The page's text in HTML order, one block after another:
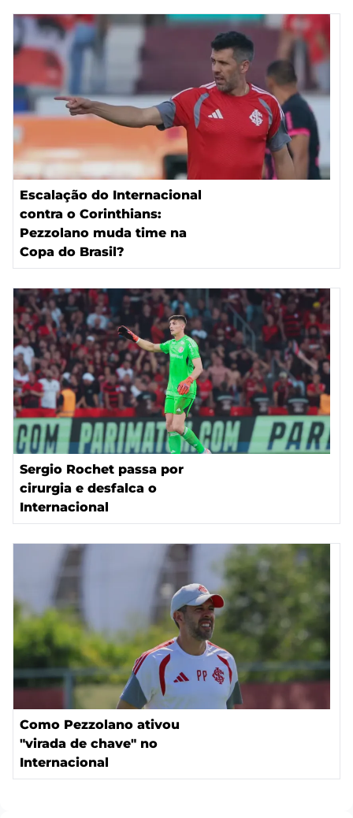
Escalação do Internacional
contra o Corinthians:
Pezzolano muda time na
Copa do Brasil?
Sergio Rochet passa por
cirurgia e desfalca o
Internacional
Como Pezzolano ativou
"virada de chave" no
Internacional